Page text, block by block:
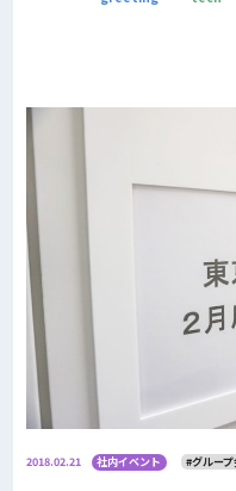
2018.02.21 社内イベント #グルー